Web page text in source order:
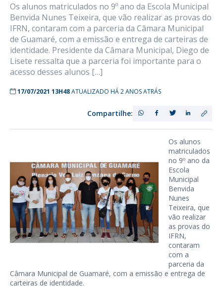
Os alunos matriculados no 9º ano da Escola Municipal
Benvida Nunes Teixeira, que vão realizar as provas do
IFRN, contaram com a parceria da Câmara Municipal
de Guamaré, com a emissão e entrega de carteiras de
identidade. Presidente da Câmara Municipal, Diego de
Lisete ressalta que a parceria foi importante para o
acesso desses alunos […]
17/07/2021 13H48ATUALIZADO HÁ 2 ANOS ATRÁS
Compartilhe:
Os alunos
matriculados
no 9º ano da
Escola
Municipal
Benvida
Nunes
Teixeira, que
vão realizar
as provas do
IFRN,
contaram
com a
parceria da
Câmara Municipal de Guamaré, com a emissão e entrega de
carteiras de identidade.